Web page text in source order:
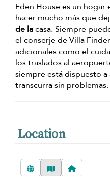
Eden House es un
hacer mucho más que
de lacasa. Siempre
el conserje de Villa
adicionales como el
los traslados al
siempre está dispuesto a
transcurra sin problemas.
Location